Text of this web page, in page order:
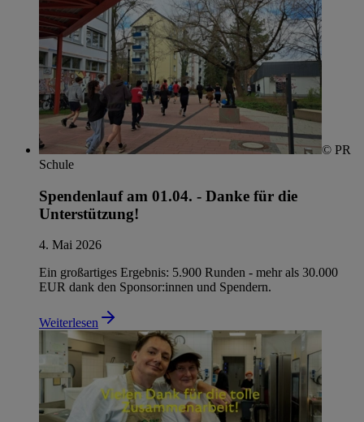
© PR
Schule
Spendenlauf am 01.04. - Danke für die
Unterstützung!
4. Mai 2026
Ein großartiges Ergebnis: 5.900 Runden - mehr als 30.000
EUR dank den Sponsor:innen und Spendern.
Weiterlesen